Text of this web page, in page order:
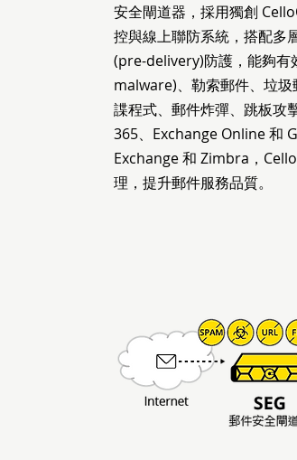
安全閘道器，採用獨創
控與線上聯防系統，搭配多
(pre-delivery)防護，能夠有
malware)、勒索郵件、垃圾
諜程式、郵件炸彈、跳板攻
365、Exchange Online 和
Exchange 和 Zimbra，
理，提升郵件服務品質。